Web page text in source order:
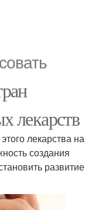
лекарств
лекарства на
создания
развитие